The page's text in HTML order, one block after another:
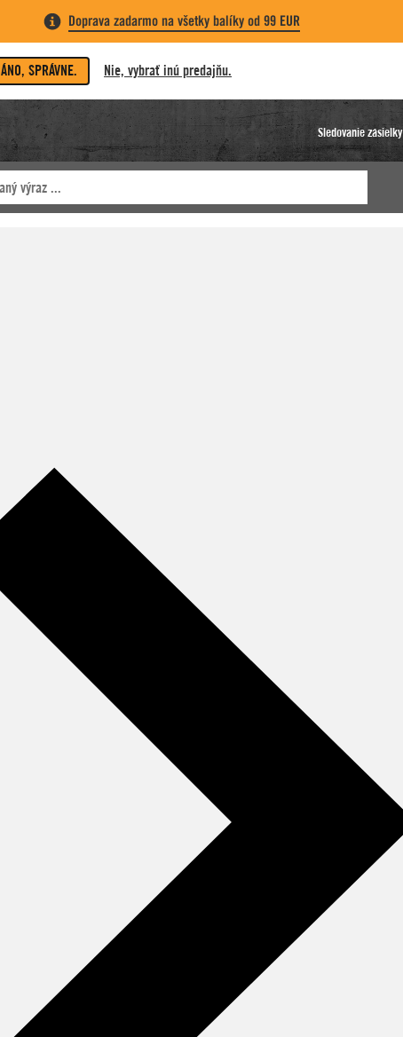
Doprava zadarmo na všetky balíky od 99 EUR
ÁNO, SPRÁVNE. Nie, vybrať inú predajňu.
Sledovanie zásielky